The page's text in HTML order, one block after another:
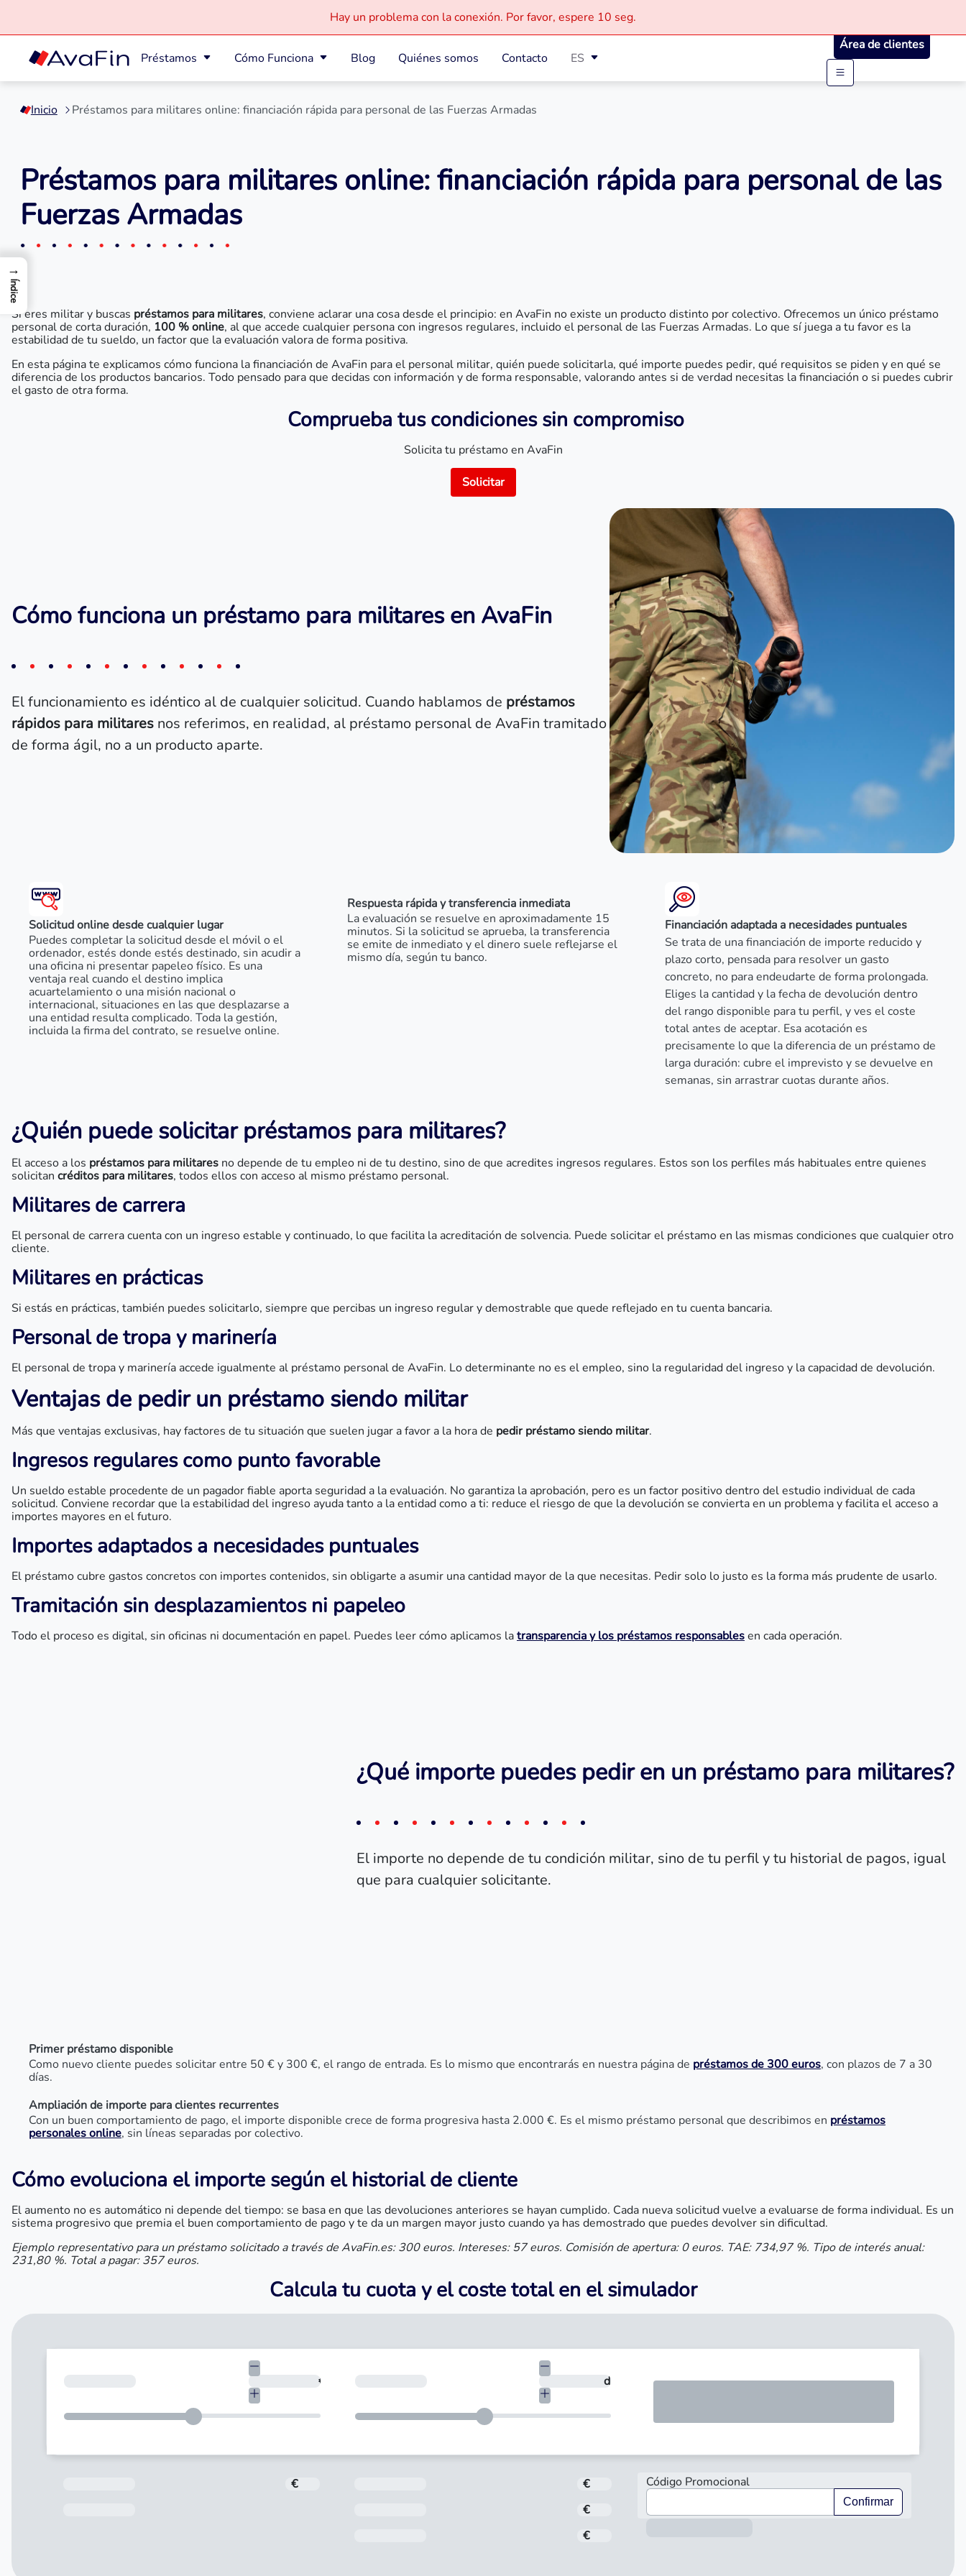
Saltar
contenido
Hay un problema con la conexión. Por favor, espere 10 seg.
Préstamos Cómo Funciona Blog Quiénes somos Contacto ES
Área de clientes
Inicio Préstamos para militares online: financiación rápida para personal de las Fuerzas Armadas
Préstamos para militares online: financiación rápida para personal de las
Fuerzas Armadas
Si eres militar y buscas préstamos para militares, conviene aclarar una cosa desde el principio: en AvaFin no existe un producto distinto por colectivo. Ofrecemos un único préstamo
personal de corta duración, 100 % online, al que accede cualquier persona con ingresos regulares, incluido el personal de las Fuerzas Armadas. Lo que sí juega a tu favor es la
estabilidad de tu sueldo, un factor que la evaluación valora de forma positiva.
En esta página te explicamos cómo funciona la financiación de AvaFin para el personal militar, quién puede solicitarla, qué importe puedes pedir, qué requisitos se piden y en qué se
diferencia de los productos bancarios. Todo pensado para que decidas con información y de forma responsable, valorando antes si de verdad necesitas la financiación o si puedes cubrir
el gasto de otra forma.
Comprueba tus condiciones sin compromiso
Solicita tu préstamo en AvaFin
Solicitar
Cómo funciona un préstamo para militares en AvaFin
El funcionamiento es idéntico al de cualquier solicitud. Cuando hablamos de préstamos
rápidos para militares nos referimos, en realidad, al préstamo personal de AvaFin tramitado
de forma ágil, no a un producto aparte.
Solicitud online desde cualquier lugar
Puedes completar la solicitud desde el móvil o el
ordenador, estés donde estés destinado, sin acudir a
una oficina ni presentar papeleo físico. Es una
ventaja real cuando el destino implica
acuartelamiento o una misión nacional o
internacional, situaciones en las que desplazarse a
una entidad resulta complicado. Toda la gestión,
incluida la firma del contrato, se resuelve online.
Respuesta rápida y transferencia inmediata
La evaluación se resuelve en aproximadamente 15
minutos. Si la solicitud se aprueba, la transferencia
se emite de inmediato y el dinero suele reflejarse el
mismo día, según tu banco.
Financiación adaptada a necesidades puntuales
Se trata de una financiación de importe reducido y
plazo corto, pensada para resolver un gasto
concreto, no para endeudarte de forma prolongada.
Eliges la cantidad y la fecha de devolución dentro
del rango disponible para tu perfil, y ves el coste
total antes de aceptar. Esa acotación es
precisamente lo que la diferencia de un préstamo de
larga duración: cubre el imprevisto y se devuelve en
semanas, sin arrastrar cuotas durante años.
¿Quién puede solicitar préstamos para militares?
El acceso a los préstamos para militares no depende de tu empleo ni de tu destino, sino de que acredites ingresos regulares. Estos son los perfiles más habituales entre quienes
solicitan créditos para militares, todos ellos con acceso al mismo préstamo personal.
Militares de carrera
El personal de carrera cuenta con un ingreso estable y continuado, lo que facilita la acreditación de solvencia. Puede solicitar el préstamo en las mismas condiciones que cualquier otro
cliente.
Militares en prácticas
Si estás en prácticas, también puedes solicitarlo, siempre que percibas un ingreso regular y demostrable que quede reflejado en tu cuenta bancaria.
Personal de tropa y marinería
El personal de tropa y marinería accede igualmente al préstamo personal de AvaFin. Lo determinante no es el empleo, sino la regularidad del ingreso y la capacidad de devolución.
Ventajas de pedir un préstamo siendo militar
Más que ventajas exclusivas, hay factores de tu situación que suelen jugar a favor a la hora de pedir préstamo siendo militar.
Ingresos regulares como punto favorable
Un sueldo estable procedente de un pagador fiable aporta seguridad a la evaluación. No garantiza la aprobación, pero es un factor positivo dentro del estudio individual de cada
solicitud. Conviene recordar que la estabilidad del ingreso ayuda tanto a la entidad como a ti: reduce el riesgo de que la devolución se convierta en un problema y facilita el acceso a
importes mayores en el futuro.
Importes adaptados a necesidades puntuales
El préstamo cubre gastos concretos con importes contenidos, sin obligarte a asumir una cantidad mayor de la que necesitas. Pedir solo lo justo es la forma más prudente de usarlo.
Tramitación sin desplazamientos ni papeleo
Todo el proceso es digital, sin oficinas ni documentación en papel. Puedes leer cómo aplicamos latransparencia y los préstamos responsablesen cada operación.
¿Qué importe puedes pedir en un préstamo para militares?
El importe no depende de tu condición militar, sino de tu perfil y tu historial de pagos, igual
que para cualquier solicitante.
Primer préstamo disponible
Como nuevo cliente puedes solicitar entre 50 € y 300 €, el rango de entrada. Es lo mismo que encontrarás en nuestra página de préstamos de 300 euros, con plazos de 7 a 30
días.
Ampliación de importe para clientes recurrentes
Con un buen comportamiento de pago, el importe disponible crece de forma progresiva hasta 2.000 €. Es el mismo préstamo personal que describimos en préstamos
personales online, sin líneas separadas por colectivo.
Cómo evoluciona el importe según el historial de cliente
El aumento no es automático ni depende del tiempo: se basa en que las devoluciones anteriores se hayan cumplido. Cada nueva solicitud vuelve a evaluarse de forma individual. Es un
sistema progresivo que premia el buen comportamiento de pago y te da un margen mayor justo cuando ya has demostrado que puedes devolver sin dificultad.
Ejemplo representativo para un préstamo solicitado a través de AvaFin.es: 300 euros. Intereses: 57 euros. Comisión de apertura: 0 euros. TAE: 734,97 %. Tipo de interés anual:
231,80 %. Total a pagar: 357 euros.
Calcula tu cuota y el coste total en el simulador
€ ¿En cuántos días quieres devolverlo?días
€
€
€
€
Código Promocional
Confirmar
→
Índice